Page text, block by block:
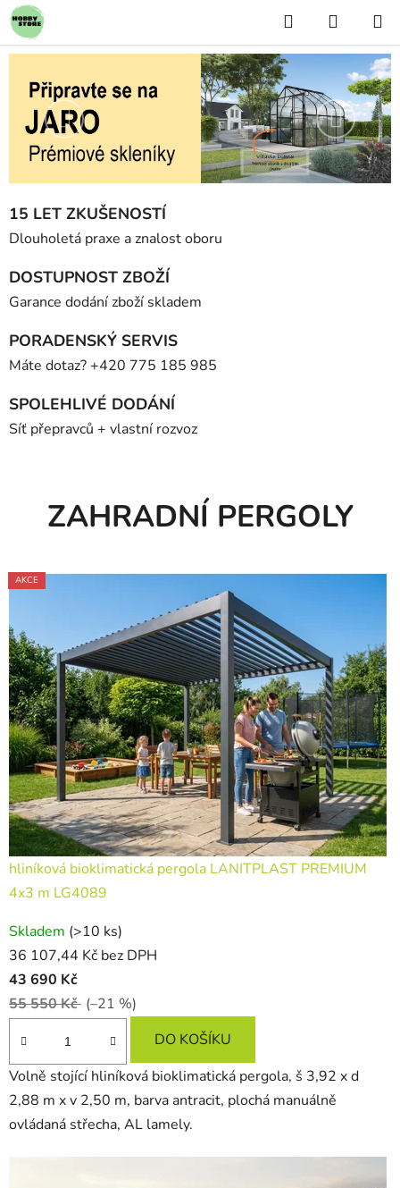
Přejít
na
obsah
Hledat
KOŠÍK
Předchozí
15 LET ZKUŠENOSTÍ
Dlouholetá praxe a znalost oboru
DOSTUPNOST ZBOŽÍ
Garance dodání zboží skladem
PORADENSKÝ SERVIS
Máte dotaz? +420 775 185 985
SPOLEHLIVÉ DODÁNÍ
Síť přepravců + vlastní rozvoz
ZAHRADNÍ PERGOLY
AKCE
hliníková bioklimatická pergola LANITPLAST PREMIUM
4x3 m LG4089
Skladem (>10 ks)
36 107,44 Kč bez DPH
43 690 Kč
55 550 Kč (–21 %)
DO KOŠÍKU
Volně stojící hliníková bioklimatická pergola, š 3,92 x d
2,88 m x v 2,50 m, barva antracit, plochá manuálně
ovládaná střecha, AL lamely.
AKCE
AKCE